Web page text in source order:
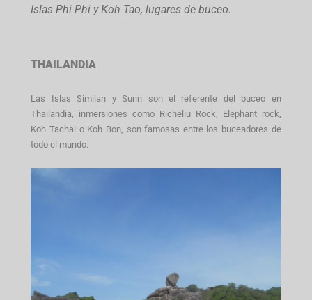
Islas Phi Phi y Koh Tao, lugares de buceo.
THAILANDIA
Las Islas Similan y Surin son el referente del buceo en
Thailandia, inmersiones como Richeliu Rock, Elephant rock,
Koh Tachai o Koh Bon, son famosas entre los buceadores de
todo el mundo.